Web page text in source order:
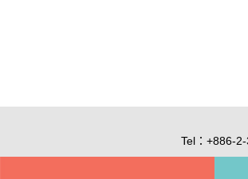
Tel：+886-